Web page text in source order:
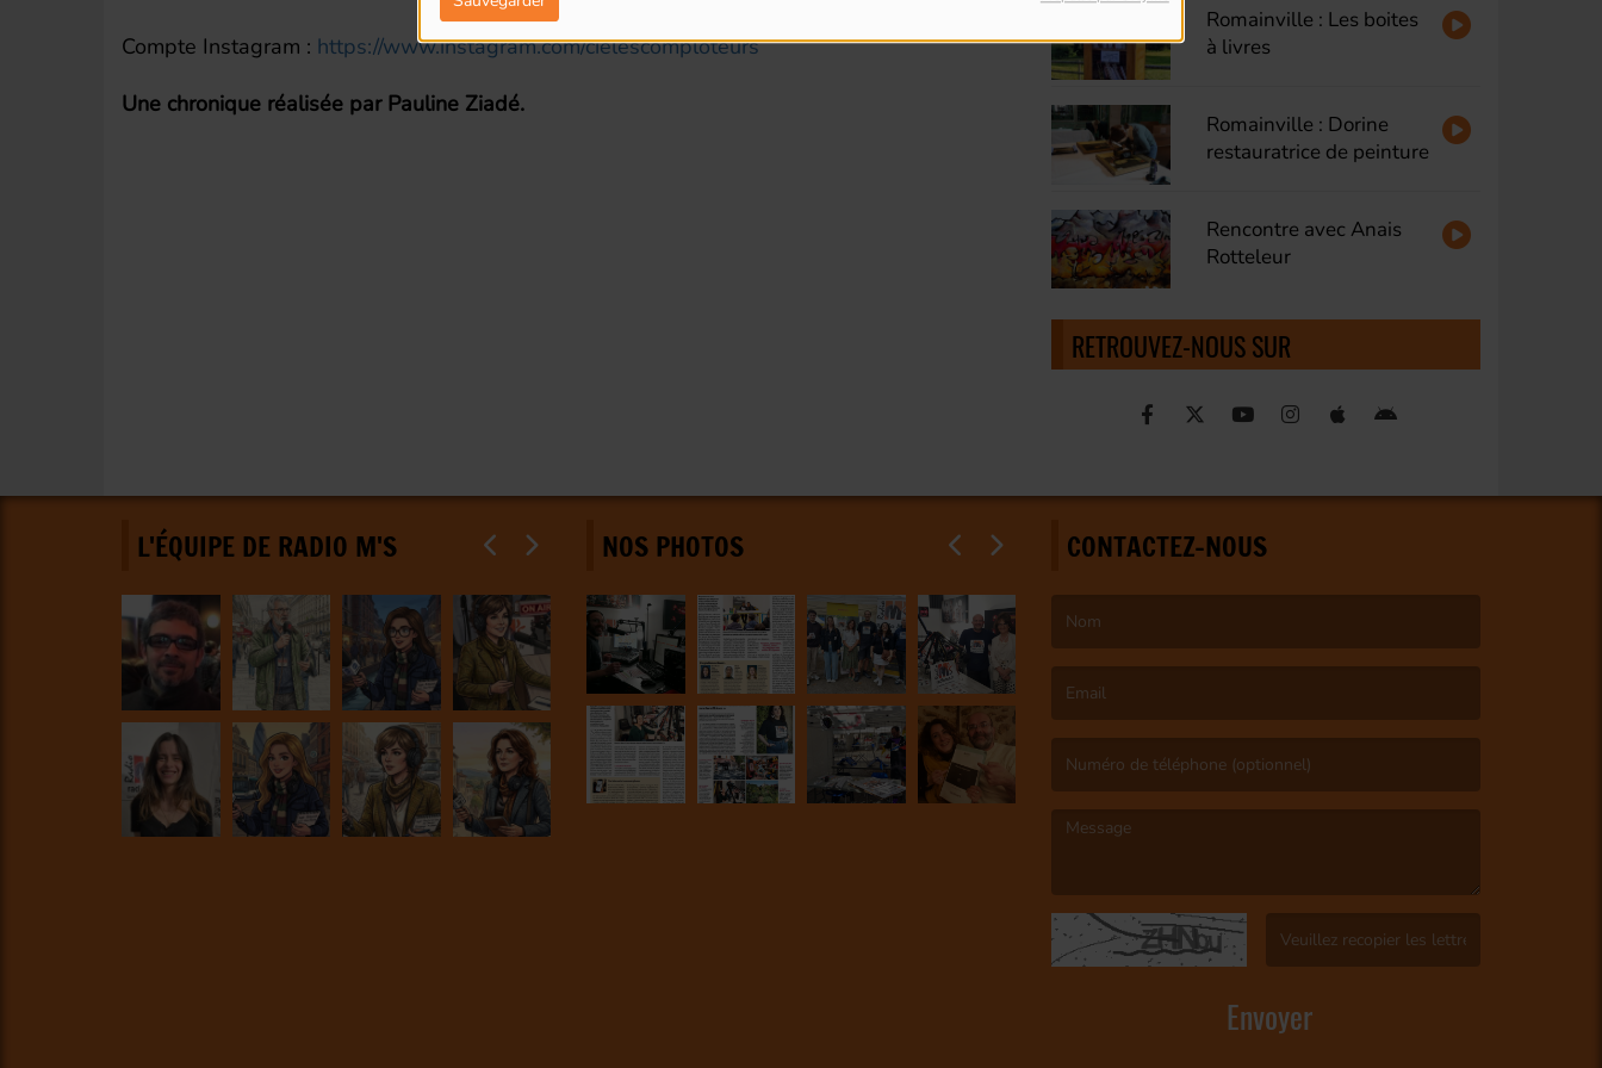
Compte Instagram : https://www.instagram.com/cielescomploteurs
Une chronique réalisée par Pauline Ziadé.
Romainville : Les boites
à livres
Romainville : Dorine
restauratrice de peinture
Rencontre avec Anais
Rotteleur
RETROUVEZ-NOUS SUR
L'ÉQUIPE DE RADIO M'S NOS PHOTOS CONTACTEZ-NOUS
Envoyer